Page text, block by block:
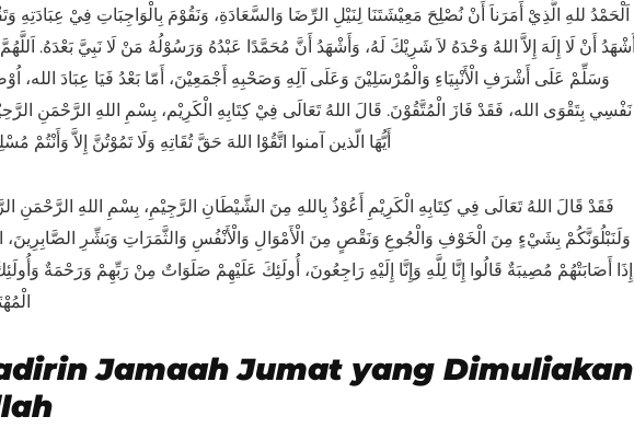
اَلْحَمْدُ للهِ الَّذِيْ أَمَرَناَ أَنْ نُصْلِحَ مَعِيْشَتَنَا لِنَيْلِ الرِّضَا وَالسَّعَادَةِ، وَنَقُوْمَ بِالْوَاجِبَاتِ فِيْ عِبَادَتِهِ
أَشْهَدُ أَنْ لَا إِلَهَ إِلاَّ اللهُ وَحْدَهُ لاَ شَرِيْكَ لَهُ، وَأَشْهَدُ أَنَّ مُحَمَّدًا عَبْدُهُ وَرَسُوْلُهُ مَنْ لَا نَبِيَّ بَعْدَهُ.
وَسَلِّمْ عَلَى أَشْرَفِ الْأَنْبِيَاءِ وَالْمُرْسَلِيْنَ وَعَلَى آلِهِ وَصَحْبِهِ أَجْمَعِيْنَ، أَمّا بَعْدُ فَيَا عِبَادَ الله،
نَفْسِي بِتَقْوَى الله، فَقَدْ فَازَ الْمُتَّقُوْنَ. قَالَ اللهُ تَعَالَى فِيْ كِتَابِهِ الْكَرِيْم، بِسْمِ اللهِ الرَّحْمَنِ
أَيُّهَا الّذين آمنوا اتَّقُوْا اللهَ حَقَّ تُقَاتِهِ وَلَا تَمُوْتُنَّ إِلاَّ وَأَنْتُمْ
فَقَدْ قَالَ اللهُ تَعَالَى فِي كِتَابِهِ الْكَرِيْمِ أَعُوْذُ بِاللهِ مِنَ الشَّيْطَانِ الرَّجِيْمِ، بِسْمِ اللهِ الرَّحْمَنِ
وَلَنَبْلُوَنَّكُمْ بِشَيْءٍ مِنَ الْخَوْفِ وَالْجُوعِ وَنَقْصٍ مِنَ الْأَمْوَالِ وَالْأَنْفُسِ وَالثَّمَرَاتِ وَبَشِّرِ الصَّابِرِينَ،
إِذَا أَصَابَتْهُمْ مُصِيبَةٌ قَالُوا إِنَّا لِلَّهِ وَإِنَّا إِلَيْهِ رَاجِعُونَ، أُولَئِكَ عَلَيْهِمْ صَلَوَاتٌ مِنْ رَبِّهِمْ وَرَحْمَةٌ
Jamaah Jumat yang Dimuliakan